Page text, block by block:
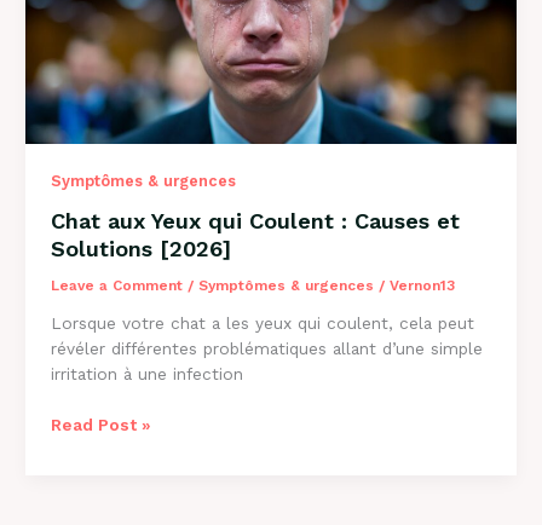
et
Solutions
Symptômes & urgences
Chat aux Yeux qui Coulent : Causes et
Solutions [2026]
Leave a Comment / Symptômes & urgences / Vernon13
Lorsque votre chat a les yeux qui coulent, cela peut
révéler différentes problématiques allant d’une simple
irritation à une infection
Chat
Read Post »